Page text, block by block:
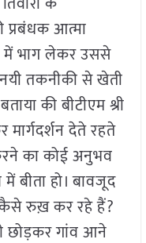
प्रबंधक आत्मा
में भाग लेकर उससे
नयी तकनीकी से खेती
की बीटीएम श्री
देते रहते
का कोई अनुभव
बीता हो। बावजूद
रुख़ कर रहे हैं?
छोड़कर गांव आने